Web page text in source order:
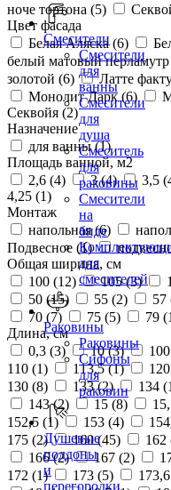
Смесители
Смесители
для
ванны
Смесители
для
душа
Смеситель
для
раковины
Смесители
на
биде
для
смесителей
Раковины
Раковины
Сифоны
для
раковин
Душевые
поддоны
и
перегородки
ноче тортона (5)
Цвет фасада
Белая Аляска (6)
белый матовый
золотой (6) Латте
Монолит Дарк (6)
Секвойя (2)
Назначение
для ванны (1)
Площадь ванной, м2
2,6 (4) 3 (4) 3,5 (
4,25 (1)
Монтаж
напольная (6)
Подвесное (1)
Общая ширина, см
100 (12) 105 (3)
50 (15) 55 (2) 57
70 (7) 75 (5) 79 (1
Длина, см
0,3 (3) 10 (3)
110 (1) 113,5 (1)
130 (8) 133 (2) 134 (1
143 (2) 15 (8)
152,5 (1) 153 (4)
175 (2) 160 (45) 162
166 (2) 167 (2)
172 (1) 173 (5)